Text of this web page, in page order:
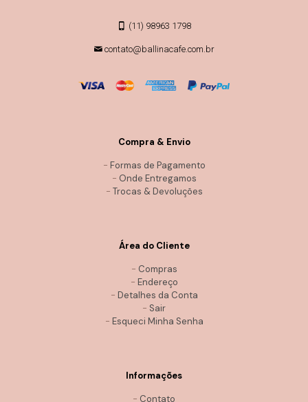
(11) 98963 1798
contato@ballinacafe.com.br
Compra & Envio
- Formas de Pagamento
- Onde Entregamos
- Trocas & Devoluções
Área do Cliente
- Compras
- Endereço
- Detalhes da Conta
- Sair
- Esqueci Minha Senha
Informações
- Contato